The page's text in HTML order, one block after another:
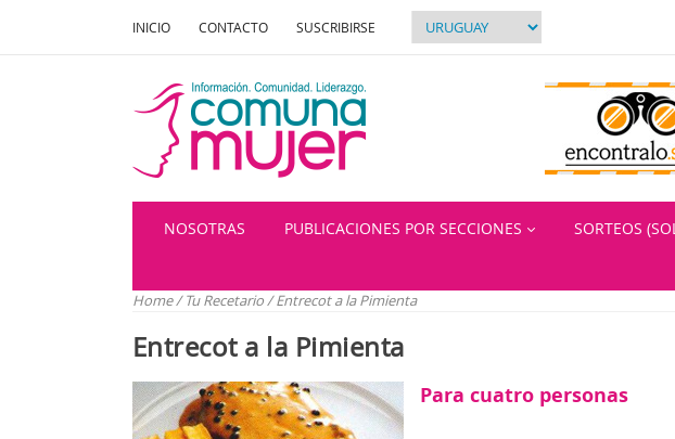
INICIO CONTACTO SUSCRIBIRSE
NOSOTRAS PUBLICACIONES POR SECCIONES SORTEOS
Home/Tu Recetario/Entrecot a la Pimienta
Entrecot a la Pimienta
Para cuatro personas